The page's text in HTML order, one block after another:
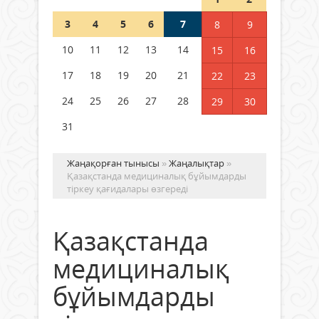
Германия аптап ыстыққа
бастады
04 тамыз 2026 ж.
3
4 5 6 7 8
9
10
11 12 13 14 15
16
17
18 19 20 21 22
23
24
25 26 27 28 29
30
31
Жаңақорған тынысы »Жаңалықтар »
Қазақстанда медициналық бұйымдарды
тіркеу қағидалары өзгереді
Қазақстанда
медициналық
бұйымдарды